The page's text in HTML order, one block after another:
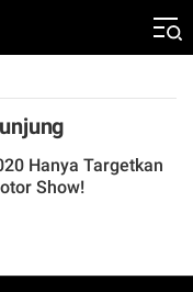
Hanya Targetkan
Show!